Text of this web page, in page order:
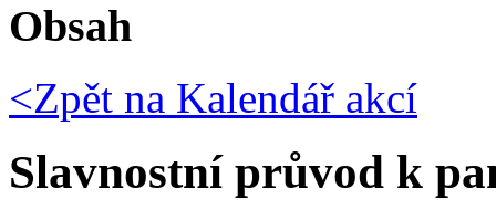
Obsah
<Zpět na Kalendář akcí
Slavnostní průvod k